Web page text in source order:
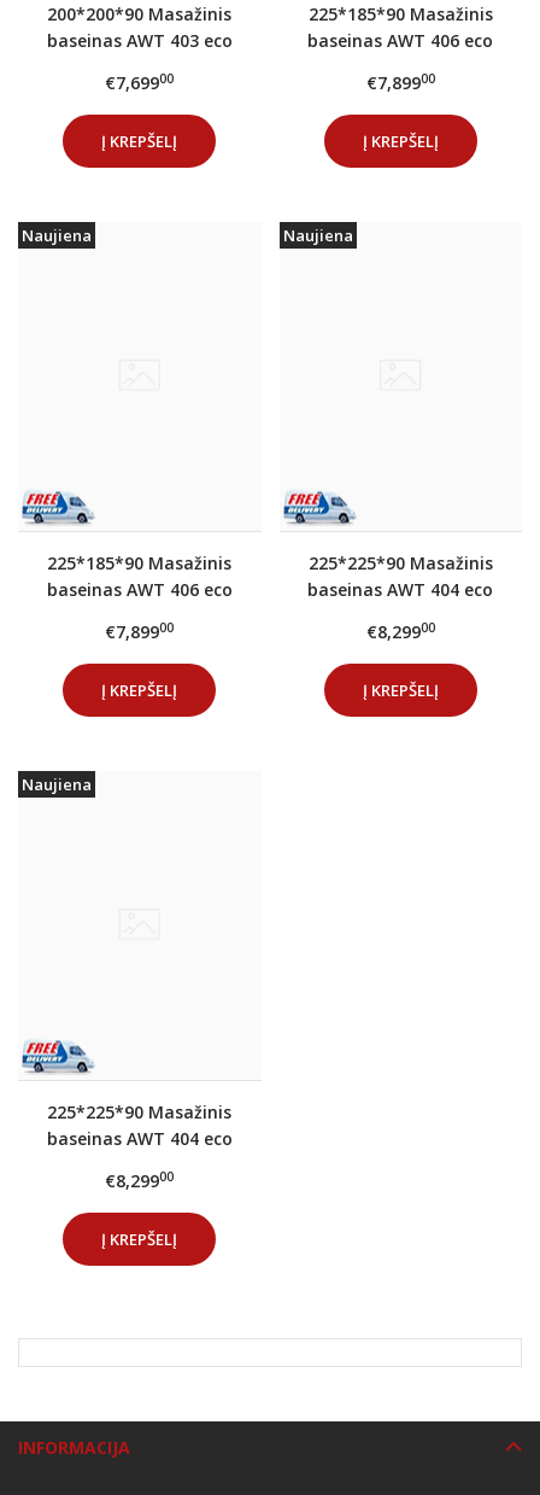
200*200*90 Masažinis
baseinas AWT 403 eco
(silver)
€7,69900
Į KREPŠELĮ
225*185*90 Masažinis
baseinas AWT 406 eco
Blue
€7,89900
Į KREPŠELĮ
Naujiena
225*185*90 Masažinis
baseinas AWT 406 eco
Black
€7,89900
Į KREPŠELĮ
Naujiena
225*225*90 Masažinis
baseinas AWT 404 eco
Blue
€8,29900
Į KREPŠELĮ
Naujiena
225*225*90 Masažinis
baseinas AWT 404 eco
Black
€8,29900
Į KREPŠELĮ
INFORMACIJA